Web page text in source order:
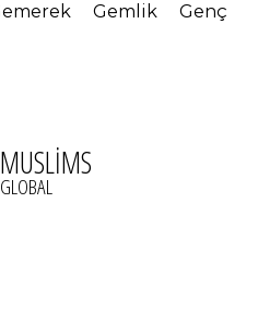
Gemlik Genç
MUSLIMS
GLOBAL